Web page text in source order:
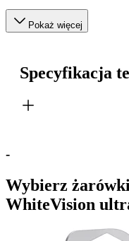
Pokaż więcej
Specyfikacja
-
Wybierz
WhiteVision